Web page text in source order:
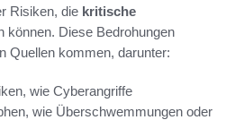
Risiken, die kritische
können. Diese Bedrohungen
Quellen kommen, darunter:
wie Cyberangriffe
wie Überschwemmungen oder